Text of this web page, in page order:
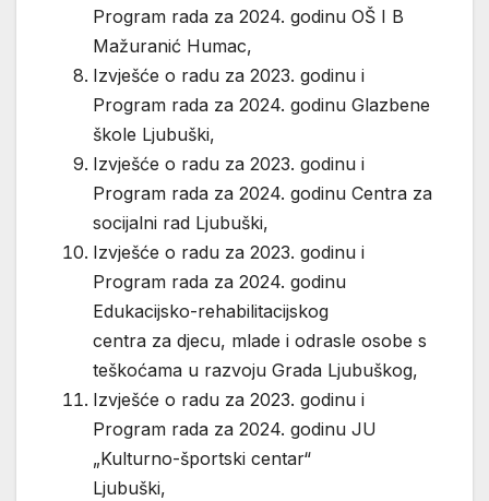
Program rada za 2024. godinu OŠ I B
Mažuranić Humac,
Izvješće o radu za 2023. godinu i
Program rada za 2024. godinu Glazbene
škole Ljubuški,
Izvješće o radu za 2023. godinu i
Program rada za 2024. godinu Centra za
socijalni rad Ljubuški,
Izvješće o radu za 2023. godinu i
Program rada za 2024. godinu
Edukacijsko-rehabilitacijskog
centra za djecu, mlade i odrasle osobe s
teškoćama u razvoju Grada Ljubuškog,
Izvješće o radu za 2023. godinu i
Program rada za 2024. godinu JU
„Kulturno-športski centar“
Ljubuški,